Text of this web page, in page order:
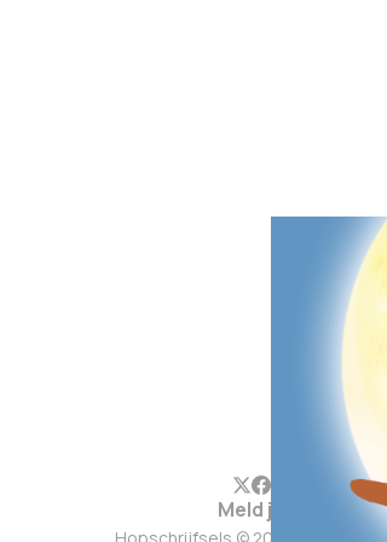
Meld je aan